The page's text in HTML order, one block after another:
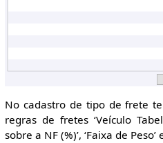
No cadastro de tipo de frete
regras de fretes ‘Veículo
sobre a NF (%)’, ‘Faixa de Peso’